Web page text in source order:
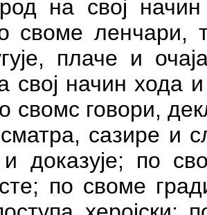
на свој
своме ленчари,
плаче и
свој начин хода
свомс говори,
сазире и
и доказује; по
по своме